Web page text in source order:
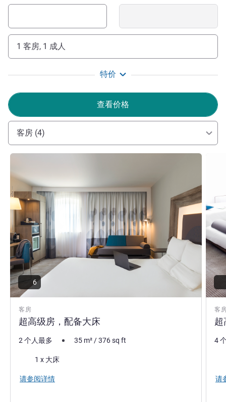
Explore the wider East Midlands with ease, from Wollaton
in Nottingham city centre. Nearby Long Eaton offers cafés
and canalside walks, while rail links provide easy access
across the region.
Our friendly and welcoming team look forward to
receiving visitors from all over the world. We pride
ourselves in aiming to make all of our guests have the best
possible experience. We benefit from many local
attractions, and many more in easy distance
Ljubomir Dabic 酒店管理
1 客房, 1 成人
特价
查看价格
客房 (4)
客房
超高级房，配备大床
请参阅详情
6
2 个人最多 35 m²/376sq ft
床上用品1 x 大床
请参阅详情
客
超
4
请